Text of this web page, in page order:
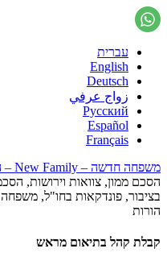
עברית
English
Deutsch
زواج عرفي
Русский
Español
Français
משפחה חדשה – New Family – הארגון לקידום זכויות המשפחה
הסכם ממון, צוואות וירושות,
בציבור, פונדקאות בחו"ל,
הורות
קבלת קהל בתיאום מראש